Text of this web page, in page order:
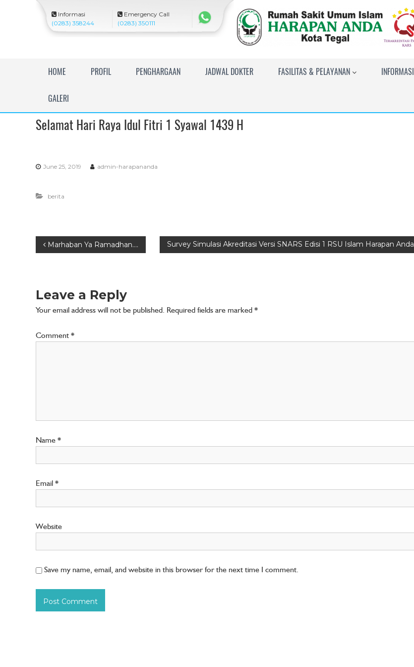
Informasi
(0283) 358244
Emergency Call
(0283) 350111
s
l
a
a
A
n
HOME PROFIL PENGHARGAAN JADWAL DOKTER FASILITAS & PELAYANAN INFORMASI
GALERI
Selamat Hari Raya Idul Fitri 1 Syawal 1439 H
June 25, 2019 admin-harapananda
berita
Marhaban Ya Ramadhan…. Survey Simulasi Akreditasi Versi SNARS Edisi 1 RSU Islam Harapan Anda
Leave a Reply
Your email address will not be published. Required fields are marked *
Comment *
Name *
Email *
Website
Save my name, email, and website in this browser for the next time I comment.